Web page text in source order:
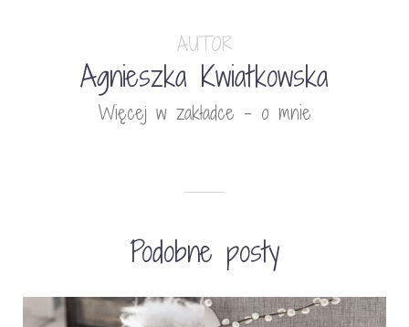
AUTOR
Agnieszka Kwiatkowska
Więcej w zakładce - o mnie
Podobne posty